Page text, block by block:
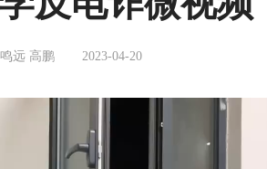
远 高鹏 2023-04-20